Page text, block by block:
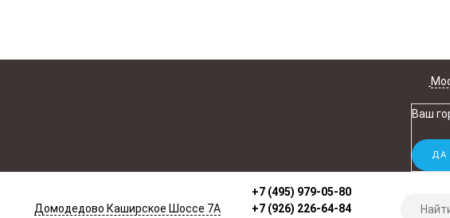
Ваш
Домодедово Каширское Шоссе 7А
+7 (495) 979-05-80
+7 (926) 226-64-84